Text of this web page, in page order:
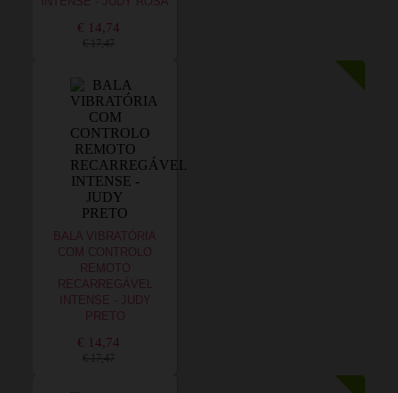
€ 14,74
€ 17,47
BALA VIBRATÓRIA
COM CONTROLO
REMOTO
RECARREGÁVEL
INTENSE - JUDY
PRETO
€ 14,74
€ 17,47